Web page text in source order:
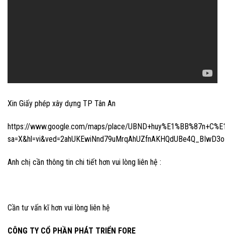
Xin Giấy phép xây dựng TP Tân An
https://www.google.com/maps/place/
Anh chị cần thông tin chi tiết hơn vui lòng liên hệ :
Cần tư vấn kĩ hơn vui lòng liên hệ
CÔNG TY CỔ PHẦN PHÁT TRIỂN FORE